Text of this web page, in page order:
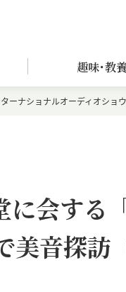
趣味･教
ーナショナルオーディオショ
会する
音探訪